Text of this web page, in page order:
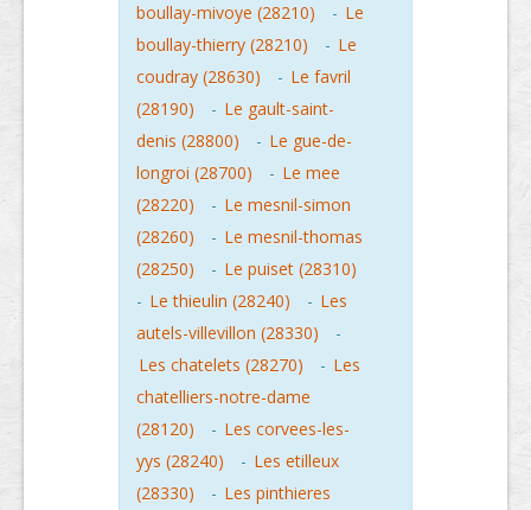
boullay-mivoye (28210)
- Le
boullay-thierry (28210)
- Le
coudray (28630)
- Le favril
(28190)
- Le gault-saint-
denis (28800)
- Le gue-de-
longroi (28700)
- Le mee
(28220)
- Le mesnil-simon
(28260)
- Le mesnil-thomas
(28250)
- Le puiset (28310)
- Le thieulin (28240) - Les
autels-villevillon (28330)
-
Les chatelets (28270)
- Les
chatelliers-notre-dame
(28120)
- Les corvees-les-
yys (28240)
- Les etilleux
(28330)
- Les pinthieres